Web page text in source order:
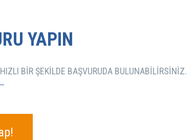
YAPIN
BIR ŞEKILDE BAŞVURUDA BULUNABILIRSINIZ.